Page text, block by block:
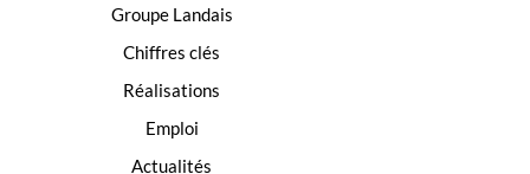
Groupe Landais
Chiffres clés
Réalisations
Emploi
Actualités